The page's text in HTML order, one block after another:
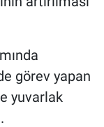
görev yapan
yuvarlak